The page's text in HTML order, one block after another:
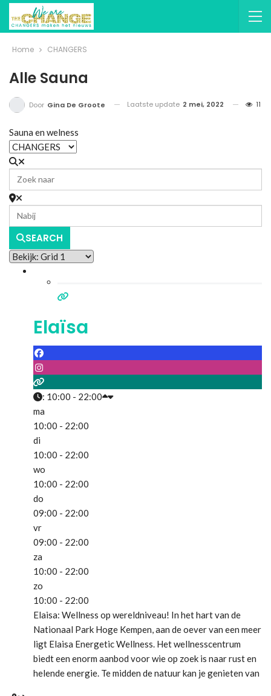
Home CHANGERS
Alle Sauna
Door Gina De Groote Laatste update 2 mei, 2022 11
Sauna en welness
SEARCH
Elaïsa
: 10:00 - 22:00
ma
10:00 - 22:00
di
10:00 - 22:00
wo
10:00 - 22:00
do
09:00 - 22:00
vr
09:00 - 22:00
za
10:00 - 22:00
zo
10:00 - 22:00
Elaisa: Wellness op wereldniveau! In het hart van de
Nationaal Park Hoge Kempen, aan de oever van een meer
ligt Elaisa Energetic Wellness. Het wellnesscentrum
biedt een enorm aanbod voor wie op zoek is naar rust en
helende energie. Te midden de natuur kan je genieten van